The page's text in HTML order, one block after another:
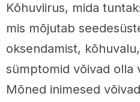
Kõhuviirus, mida
mis mõjutab
oksendamist,
sümptomid võivad olla
Mõned inimesed